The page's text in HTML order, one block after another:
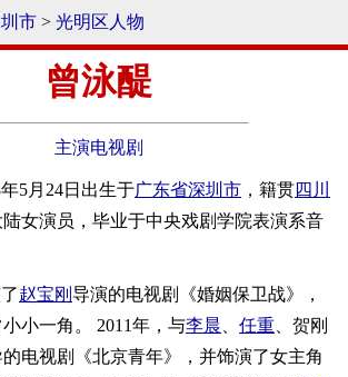
市 > 光明区人物
曾泳醍
主演电视剧
5月24日出生于广东省深圳市 ，籍贯四川
陆女演员，毕业于中央戏剧学院表演系音
赵宝刚 导演的电视剧《婚姻保卫战》，
小一角。 2011年，与李晨 任重 、贺刚
电视剧《北京青年》，并饰演了女主角